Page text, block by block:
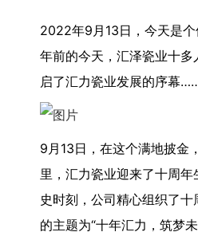
2022年9月13日，今天是
年前的今天，汇泽瓷业十
启了汇力瓷业发展的序幕
9月13日，在这个满地披金
里，汇力瓷业迎来了十周
史时刻，公司精心组织了
的主题为“十年汇力，筑梦